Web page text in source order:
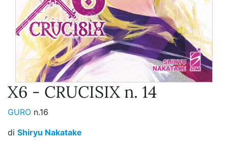
X6 - CRUCISIX n. 14
GURO n.16
di Shiryu Nakatake